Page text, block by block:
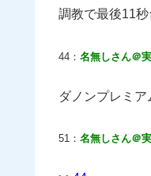
調教で最後11
44： 名無しさん＠
ダノンプレミ
51： 名無しさん＠